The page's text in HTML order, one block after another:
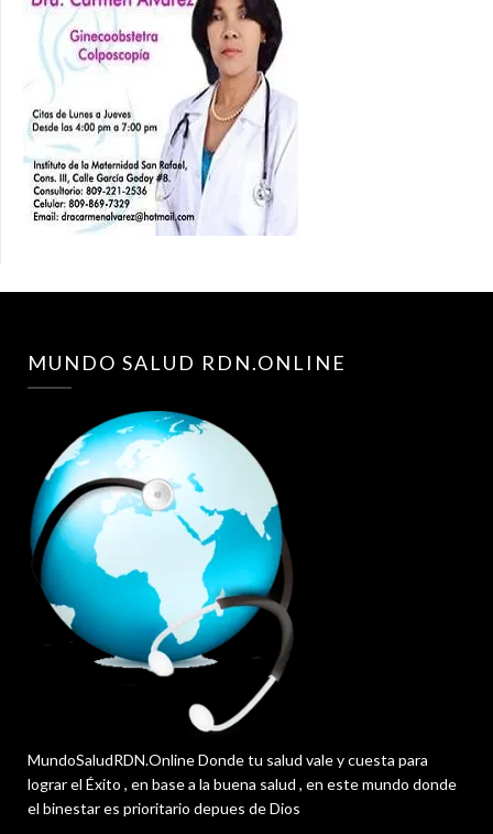
MUNDO SALUD RDN.ONLINE
MundoSaludRDN.Online Donde tu salud vale y cuesta para
lograr el Éxito , en base a la buena salud , en este mundo donde
el binestar es prioritario depues de Dios